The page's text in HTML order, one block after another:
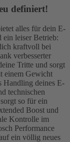
definiert!
alles für dein E-
leiser Betrieb:
kraftvoll bei
verbesserter
Tritte und sorgt
einem Gewicht
Handling deines E-
technischen
so für ein
Boost und
Kontrolle im
Performance
ein völlig neues